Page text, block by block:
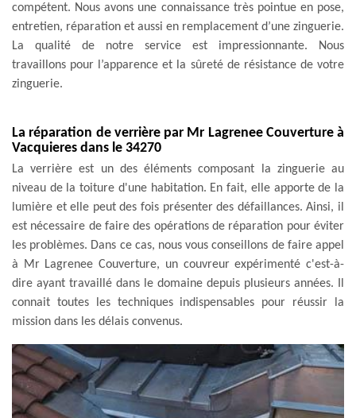
compétent. Nous avons une connaissance très pointue en pose,
entretien, réparation et aussi en remplacement d’une zinguerie.
La qualité de notre service est impressionnante. Nous
travaillons pour l’apparence et la sûreté de résistance de votre
zinguerie.
La réparation de verrière par Mr Lagrenee Couverture à
Vacquieres dans le 34270
La verrière est un des éléments composant la zinguerie au
niveau de la toiture d'une habitation. En fait, elle apporte de la
lumière et elle peut des fois présenter des défaillances. Ainsi, il
est nécessaire de faire des opérations de réparation pour éviter
les problèmes. Dans ce cas, nous vous conseillons de faire appel
à Mr Lagrenee Couverture, un couvreur expérimenté c'est-à-
dire ayant travaillé dans le domaine depuis plusieurs années. Il
connait toutes les techniques indispensables pour réussir la
mission dans les délais convenus.